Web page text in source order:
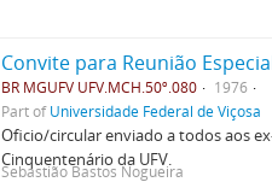
Convite para Reunião
BR MGUFV UFV.MCH.50º.080
1976
Part ofUniversidade Federal de Viçosa
Oficio/circular enviado a todos aos
Cinquentenário da UFV.
Sebastião Bastos Nogueira